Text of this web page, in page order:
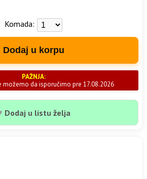
Komada:
Dodaj u korpu
PAŽNJA:
možemo da isporučimo pre 17.08.2026
Dodaj u listu želja